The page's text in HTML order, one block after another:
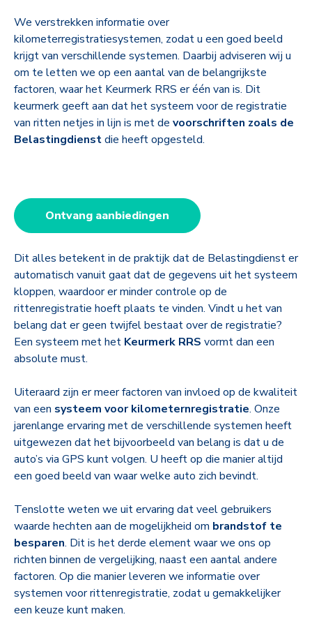
We verstrekken informatie over
kilometerregistratiesystemen, zodat u een goed beeld
krijgt van verschillende systemen. Daarbij adviseren wij u
om te letten we op een aantal van de belangrijkste
factoren, waar het Keurmerk RRS er één van is. Dit
keurmerk geeft aan dat het systeem voor de registratie
van ritten netjes in lijn is met de voorschriften zoals de
Belastingdienstdie heeft opgesteld.
Ontvang aanbiedingen
Dit alles betekent in de praktijk dat de Belastingdienst er
automatisch vanuit gaat dat de gegevens uit het systeem
kloppen, waardoor er minder controle op de
rittenregistratie hoeft plaats te vinden. Vindt u het van
belang dat er geen twijfel bestaat over de registratie?
Een systeem met het Keurmerk RRS vormt dan een
absolute must.
Uiteraard zijn er meer factoren van invloed op de kwaliteit
van een systeem voor kilometernregistratie. Onze
jarenlange ervaring met de verschillende systemen heeft
uitgewezen dat het bijvoorbeeld van belang is dat u de
auto’s via GPS kunt volgen. U heeft op die manier altijd
een goed beeld van waar welke auto zich bevindt.
Tenslotte weten we uit ervaring dat veel gebruikers
waarde hechten aan de mogelijkheid om brandstof te
besparen. Dit is het derde element waar we ons op
richten binnen de vergelijking, naast een aantal andere
factoren. Op die manier leveren we informatie over
systemen voor rittenregistratie, zodat u gemakkelijker
een keuze kunt maken.